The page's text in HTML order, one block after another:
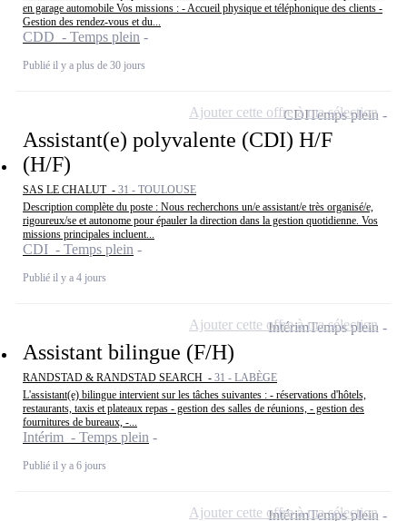
en garage automobile Vos missions : - Accueil physique et téléphonique des clients -
Gestion des rendez-vous et du...
CDD - Temps plein
Publié il y a plus de 30 jours
Assistant(e) polyvalente (CDI) H/F
(H/F)
SAS LE CHALUT - 31 - TOULOUSE
Description complète du poste : Nous recherchons un/e assistant/e très organisé/e,
rigoureux/se et autonome pour épauler la direction dans la gestion quotidienne. Vos
missions principales incluent...
CDI - Temps plein
Publié il y a 4 jours
CDITemps plein
Ajouter cette offre à ma sélection
Assistant bilingue (F/H)
RANDSTAD & RANDSTAD SEARCH - 31 - LABÈGE
L'assistant(e) bilingue intervient sur les tâches suivantes : - réservations d'hôtels,
restaurants, taxis et plateaux repas - gestion des salles de réunions, - gestion des
fournitures de bureaux, -...
Intérim - Temps plein
Publié il y a 6 jours
IntérimTemps plein
Ajouter cette offre à ma sélection
IntérimTemps plein
Ajouter cette offre à ma sélection